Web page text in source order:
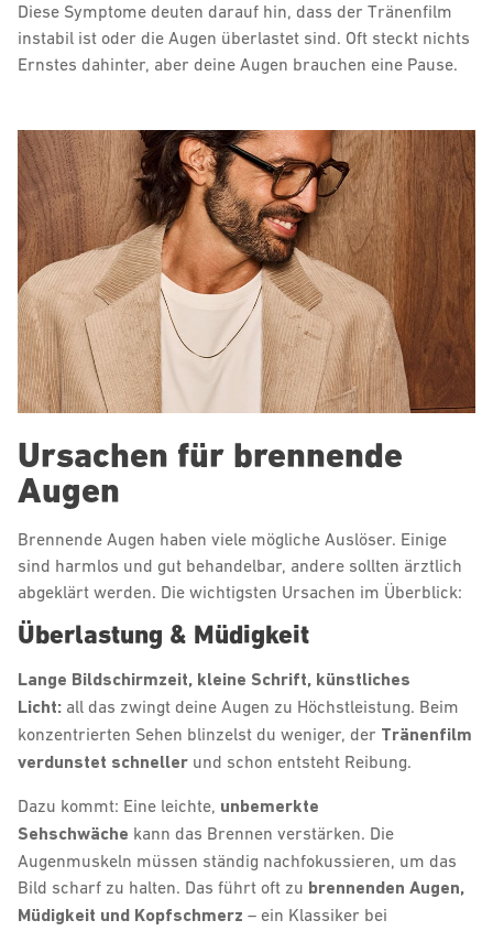
Diese Symptome deuten darauf hin, dass der Tränenfilm
instabil ist oder die Augen überlastet sind. Oft steckt nichts
Ernstes dahinter, aber deine Augen brauchen eine Pause.
Ursachen für brennende
Augen
Brennende Augen haben viele mögliche Auslöser. Einige
sind harmlos und gut behandelbar, andere sollten ärztlich
abgeklärt werden. Die wichtigsten Ursachen im Überblick:
Überlastung & Müdigkeit
Lange Bildschirmzeit, kleine Schrift, künstliches
Licht: all das zwingt deine Augen zu Höchstleistung. Beim
konzentrierten Sehen blinzelst du weniger, der Tränenfilm
verdunstet schneller und schon entsteht Reibung.
Dazu kommt: Eine leichte, unbemerkte
Sehschwäche kann das Brennen verstärken. Die
Augenmuskeln müssen ständig nachfokussieren, um das
Bild scharf zu halten. Das führt oft zu brennenden Augen,
Müdigkeit und Kopfschmerz – ein Klassiker bei